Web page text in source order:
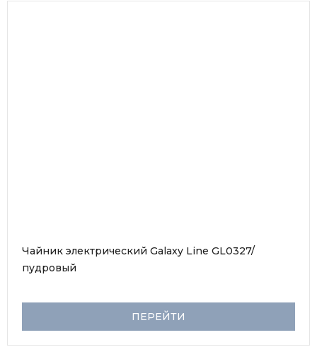
Чайник электрический Galaxy Line GL0327/
пудровый
ПЕРЕЙТИ